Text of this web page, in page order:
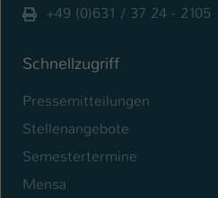
+49 (0)631 / 37 24 - 2105
Schnellzugriff
Pressemitteilungen
Stellenangebote
Semestertermine
Mensa